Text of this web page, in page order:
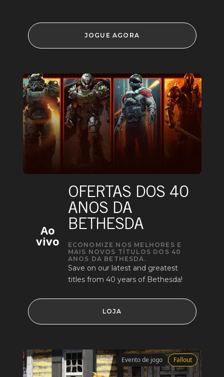
JOGUE AGORA
Ao
vivo
OFERTAS DOS 40
ANOS DA
BETHESDA
ECONOMIZE NOS MELHORES E
MAIS NOVOS TÍTULOS DOS 40
ANOS DA BETHESDA.
Save on our latest and greatest
titles from 40 years of Bethesda!
LOJA
Evento de jogo Fallout